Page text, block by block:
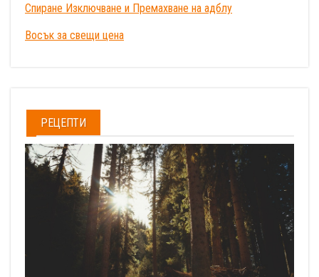
Спиране Изключване и Премахване на адблу
Восък за свещи цена
РЕЦЕПТИ